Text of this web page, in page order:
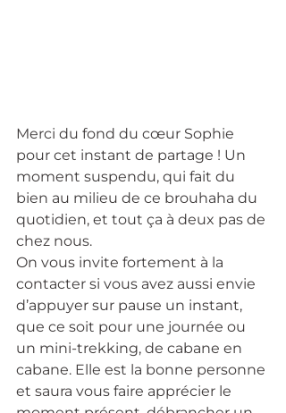
Merci du fond du cœur Sophie
pour cet instant de partage ! Un
moment suspendu, qui fait du
bien au milieu de ce brouhaha du
quotidien, et tout ça à deux pas de
chez nous.
On vous invite fortement à la
contacter si vous avez aussi envie
d’appuyer sur pause un instant,
que ce soit pour une journée ou
un mini-trekking, de cabane en
cabane. Elle est la bonne personne
et saura vous faire apprécier le